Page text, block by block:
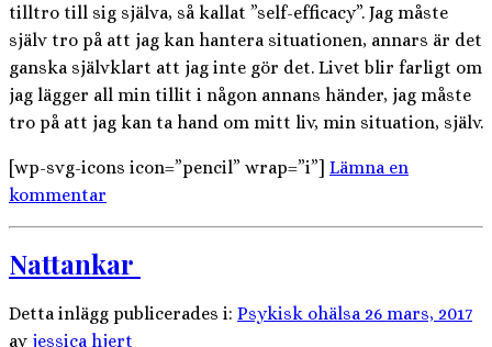
tilltro till sig själva, så kallat ”self-efficacy”. Jag måste
själv tro på att jag kan hantera situationen, annars är det
ganska självklart att jag inte gör det. Livet blir farligt om
jag lägger all min tillit i någon annans händer, jag måste
tro på att jag kan ta hand om mitt liv, min situation, själv.
[wp-svg-icons icon=”pencil” wrap=”i”] Lämna en
kommentar
Nattankar
Detta inlägg publicerades i: Psykisk ohälsa 26 mars, 2017
av jessica hjert